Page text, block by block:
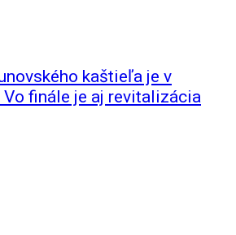
kaštieľa je v
Vo finále je aj revitalizácia